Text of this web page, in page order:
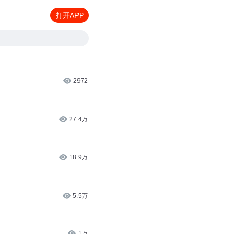
打开APP
2972
27.4万
18.9万
5.5万